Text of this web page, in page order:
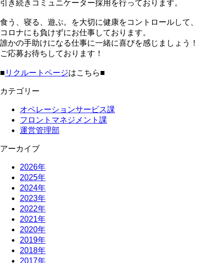
引き続きコミュニケーター採用を行っております。
食う、寝る、遊ぶ。を大切に健康をコントロールして、
コロナにも負けずにお仕事しております。
誰かの手助けになる仕事に一緒に喜びを感じましょう！
ご応募お待ちしております！
■ リクルートページはこちら■
カテゴリー
オペレーションサービス課
フロントマネジメント課
運営管理部
アーカイブ
2026年
2025年
2024年
2023年
2022年
2021年
2020年
2019年
2018年
2017年